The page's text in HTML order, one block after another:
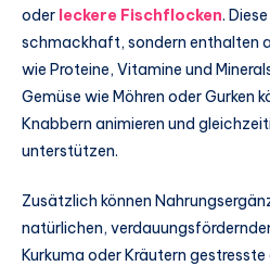
oder leckere Fischflocken.
schmackhaft, sondern enthalten
wie Proteine, Vitamine und
Gemüse wie Möhren oder Gurken
Knabbern animieren und
unterstützen.
Zusätzlich können
natürlichen,
Kurkuma oder Kräutern